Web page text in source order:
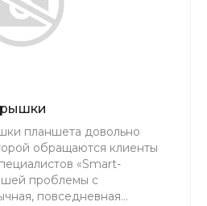
планшета довольно
обращаются клиенты
«Smart-
проблемы с
повседневная